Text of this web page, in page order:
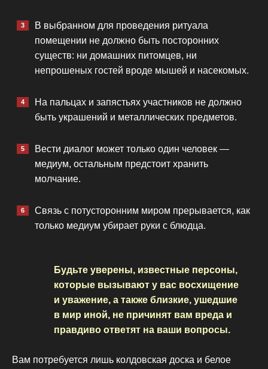
В выбранном для проведения ритуала
помещении не должно быть посторонних
существ: ни домашних питомцев, ни
непрошеных гостей вроде мышей и насекомых.
На пальцах и запястьях участников не должно
быть украшений и металлических предметов.
Вести диалог может только один человек —
медиум, остальным предстоит хранить
молчание.
Связь с потусторонним миром прерывается, как
только медиум убирает руки с блюдца.
Будьте уверены, известные персоны,
которые вызывают у вас восхищение
и уважение, а также близкие, ушедшие
в мир иной, не причинят вам вреда и
правдиво ответят на ваши вопросы.
Вам потребуется лишь колдовская доска и белое